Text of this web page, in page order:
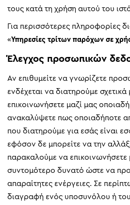
τους κατά τη χρήση αυτού του
Για περισσότερες πληροφορίες
«Υπηρεσίες τρίτων παρόχων σε
Έλεγχος προσωπικών
Αν επιθυμείτε να γνωρίζετε
ενδέχεται να διατηρούμε
επικοινωνήσετε μαζί μας
ανακαλύψετε πως οποιαδήποτε
που διατηρούμε για εσάς είναι
εφόσον δε μπορείτε να την
παρακαλούμε να επικοινωνήσετε
συντομότερο δυνατό ώστε να
απαραίτητες ενέργειες. Σε
διαγραφή ενός υποσυνόλου ή